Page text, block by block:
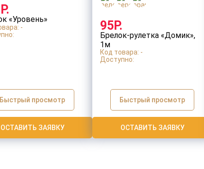
«Уровень»
-
Быстрый просмотр
ОСТАВИТЬ ЗАЯВКУ
95Р.
Брелок-рулетка «Домик»,
1м
Код товара: -
Доступно:
Быстрый просмотр
ОСТАВИТЬ ЗАЯВКУ